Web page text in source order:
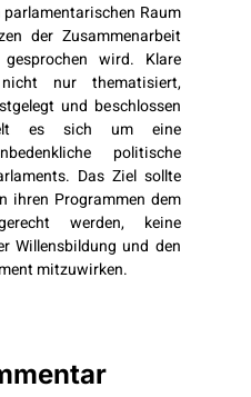
Raum
der Zusammenarbeit
wird. Klare
nur thematisiert,
und beschlossen
es sich um eine
politische
Das Ziel sollte
ihren Programmen dem
werden, keine
Willensbildung und den
mitzuwirken.